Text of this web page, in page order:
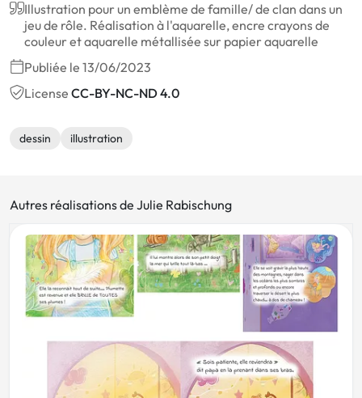
Illustration pour un emblème de famille/ de clan dans un
jeu de rôle. Réalisation à l'aquarelle, encre crayons de
couleur et aquarelle métallisée sur papier aquarelle
Publiée le 13/06/2023
License CC-BY-NC-ND 4.0
dessin illustration
Autres réalisations de Julie Rabischung